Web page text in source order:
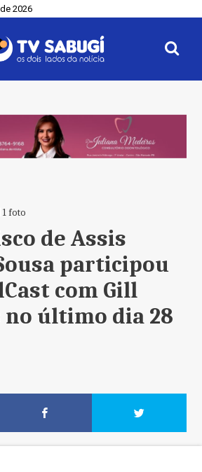
2026
1 foto
de Assis
participou
com Gill
último dia 28